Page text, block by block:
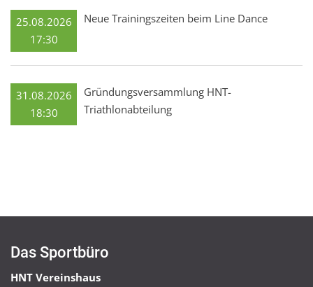
25.08.2026
17:30
Neue Trainingszeiten beim Line Dance
31.08.2026
18:30
Gründungsversammlung HNT-
Triathlonabteilung
Das Sportbüro
HNT Vereinshaus